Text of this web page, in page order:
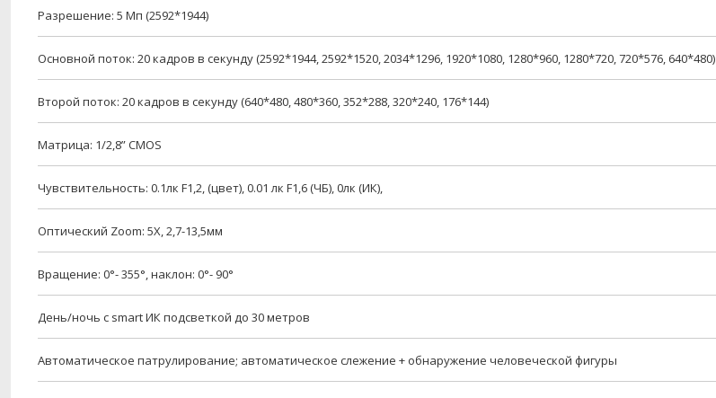
Разрешение: 5 Мп (2592*1944)
Основной поток: 20 кадров в секунду (2592*1944, 2592*1520, 2034*1296, 1920*1080, 1280*960, 1280*720, 720*576, 640*480)
Второй поток: 20 кадров в секунду (640*480, 480*360, 352*288, 320*240, 176*144)
Матрица: 1/2,8” CMOS
Чувствительность: 0.1лк F1,2, (цвет), 0.01 лк F1,6 (ЧБ), 0лк (ИК),
Оптический Zoom: 5X, 2,7-13,5мм
Вращение: 0°- 355°, наклон: 0°- 90°
День/ночь с smartИК подсветкой до 30 метров
Автоматическое патрулирование; автоматическое слежение + обнаружение человеческой фигуры